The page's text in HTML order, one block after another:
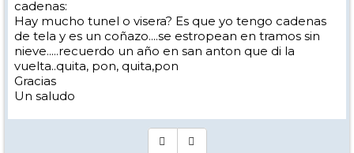
cadenas:
Hay mucho tunel o visera? Es que yo tengo cadenas
de tela y es un coñazo....se estropean en tramos sin
nieve.....recuerdo un año en san anton que di la
vuelta..quita, pon, quita,pon
Gracias
Un saludo